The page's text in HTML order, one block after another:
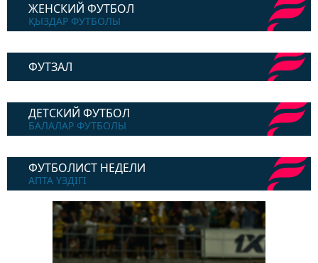
ЖЕНСКИЙ ФУТБОЛ
ҚЫЗДАР ФУТБОЛЫ
ФУТЗАЛ
ДЕТСКИЙ ФУТБОЛ
БАЛАЛАР ФУТБОЛЫ
ФУТБОЛИСТ НЕДЕЛИ
АПТА ҮЗДІГІ